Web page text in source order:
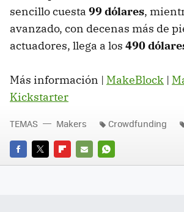
sencillo cuesta 99 dólares,
avanzado, con decenas más de
actuadores, llega a los 490
Más información | MakeBlock |
Kickstarter
FACEBOOK
TWITTERFLIPBOARD
E-
WHATSAPP
TEMAS Makers Crowdfunding